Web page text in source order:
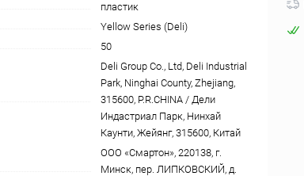
пластик
Yellow Series (Deli)
50
Deli Group Co., Ltd, Deli Industrial
Park, Ninghai County, Zhejiang,
315600, P.R.CHINA / Дели
Индастриал Парк, Нинхай
Каунти, Жейянг, 315600, Китай
ООО «Смартон», 220138, г.
Минск, пер. ЛИПКОВСКИЙ, д.